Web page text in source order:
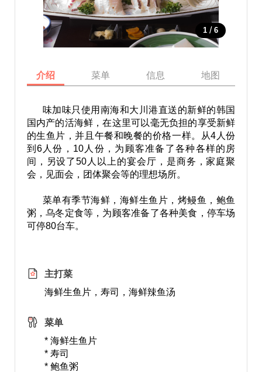
1 / 6
介绍 菜单 信息 地图
味加味只使用南海和大川港直送的新鲜的韩国
国内产的活海鲜，在这里可以毫无负担的享受新鲜
的生鱼片，并且午餐和晚餐的价格一样。从4人份
到6人份，10人份，为顾客准备了各种各样的房
间，另设了50人以上的宴会厅，是商务，家庭聚
会，见面会，团体聚会等的理想场所。
菜单有季节海鲜，海鲜生鱼片，烤鳗鱼，鲍鱼
粥，乌冬定食等，为顾客准备了各种美食，停车场
可停80台车。
主打菜
海鲜生鱼片，寿司，海鲜辣鱼汤
菜单
* 海鲜生鱼片
* 寿司
* 鲍鱼粥